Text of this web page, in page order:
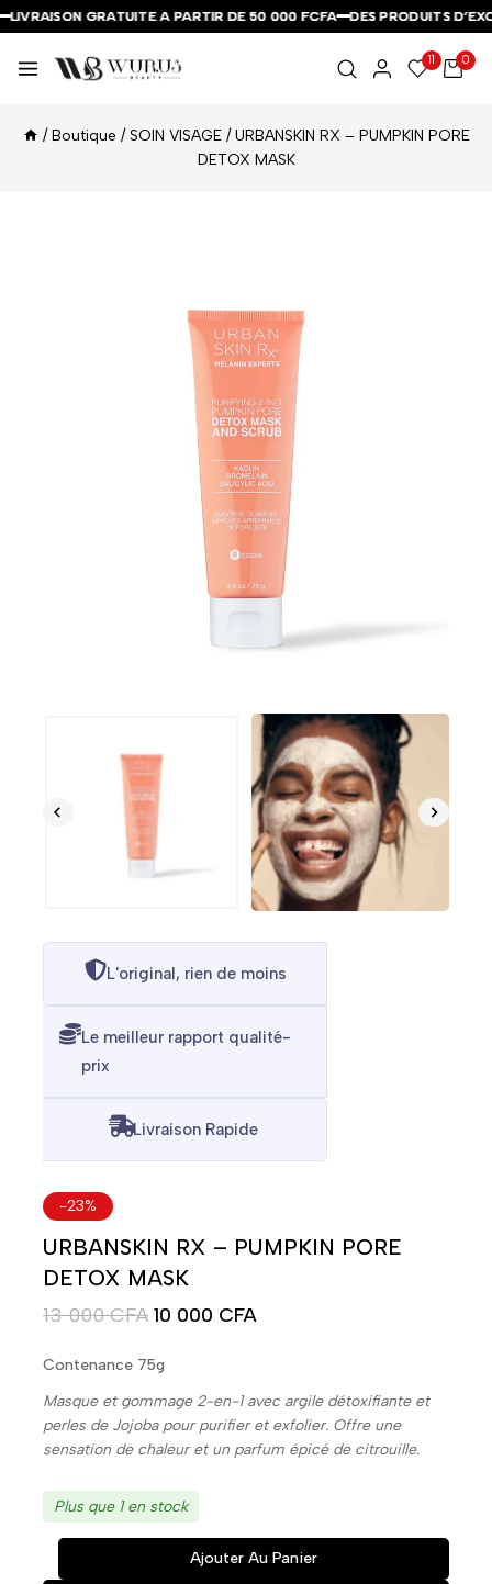
GRATUITE A PARTIR DE 50 000 FCFA DES PRODUITS
GRATUITE A PARTIR DE 50 000 FCFA DES PRODUITS
GRATUITE A PARTIR DE 50 000 FCFA DES PRODUITS
11 0
/ Boutique / SOIN VISAGE / URBANSKIN RX – PUMPKIN PORE
DETOX MASK
L'original, rien de moins
Le meilleur rapport qualité-
prix
Livraison Rapide
-23%
URBANSKIN RX – PUMPKIN PORE
DETOX MASK
13 000CFA 10 000 CFA
Contenance 75g
Masque et gommage 2-en-1 avec argile détoxifiante et
perles de Jojoba pour purifier et exfolier. Offre une
sensation de chaleur et un parfum épicé de citrouille.
Plus que 1 en stock
Ajouter Au Panier